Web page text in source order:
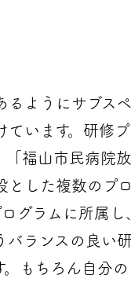
るようにサブス
います。研修
「福山市民病院
とした複数のプ
グラムに所属
バランスの良い
。もちろん自分